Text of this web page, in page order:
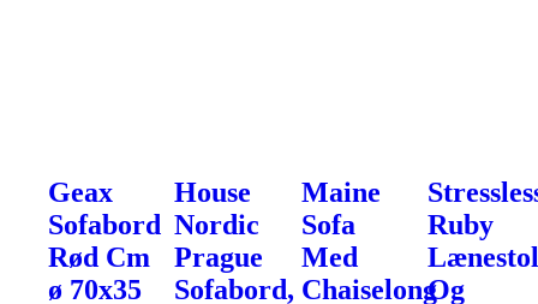
Geax
Sofabord
Rød Cm
ø 70x35
House
Nordic
Prague
Sofabord,
Maine
Sofa
Med
Chaiselong
Ruby
Og